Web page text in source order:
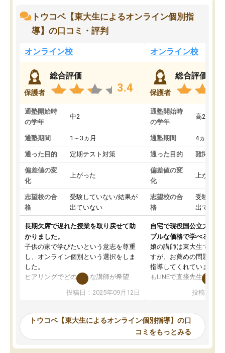
トウコベ【東大生によるオンライン個別指
導】の口コミ・評判
オンライン校
保護者
総合評価
3.4
通塾開始時
の学年
中2
通塾期間 1～3ヵ月
通った目的 定期テスト対策
偏差値の変
化
上がった
志望校の合
格
受験していない/結果が
出ていない
長期欠席で遅れた授業を取り戻せて助
かりました。
子供の家で学びたいという意志を尊重
し、オンライン個別という選択をしま
した。
ヒアリングでどのような講師が希望
か、オプションは付帯するかなど選ぶ
事が出来ました。
ーティングを行い、その講師で良いか
見てから講師を決定する事ができま
す。
投稿日：2025年09月12日
オンライン校
保護者
総合評価
通塾開始時
の学年
高2
通塾期間 4ヵ月～1
通った目的 難関私立
偏差値の変
化
上がった
志望校の合
格
受験して
出ていな
自宅で現役国公立大学生
ブルな価格で学べる
娘の講師は東大生では無
すが、お薦めの問題集や
指導してくれています。
もLINEで直接先生に質問
めれるので、個人に合
いなのがあり(有料)、受
ことをどんなスケジュー
くか相談したのですが、
ち期待したものではなく
投稿日：
トウコベ【東大生によるオンライン個別指導】の口
コミをもっとみる